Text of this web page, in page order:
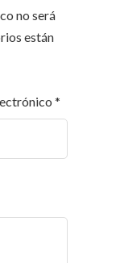
no será
están
*